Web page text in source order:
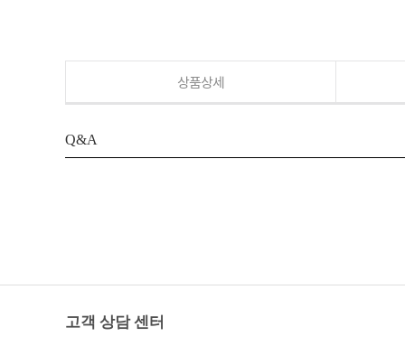
상품상세
Q&A
고객 상담 센터